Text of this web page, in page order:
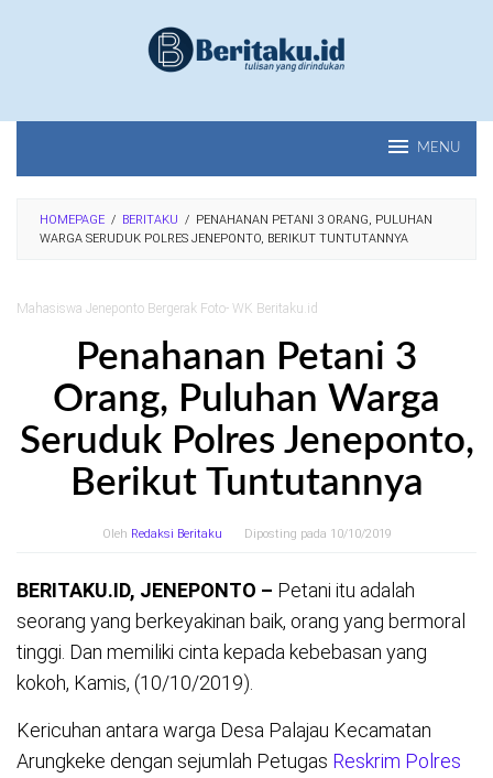
MENU
HOMEPAGE / BERITAKU / PENAHANAN PETANI 3 ORANG, PULUHAN
WARGA SERUDUK POLRES JENEPONTO, BERIKUT TUNTUTANNYA
Mahasiswa Jeneponto Bergerak Foto- WK Beritaku.id
Penahanan Petani 3
Orang, Puluhan Warga
Seruduk Polres Jeneponto,
Berikut Tuntutannya
Oleh Redaksi Beritaku Diposting pada 10/10/2019
BERITAKU.ID, JENEPONTO – Petani itu adalah
seorang yang berkeyakinan baik, orang yang bermoral
tinggi. Dan memiliki cinta kepada kebebasan yang
kokoh, Kamis, (10/10/2019).
Kericuhan antara warga Desa Palajau Kecamatan
Arungkeke dengan sejumlah Petugas Reskrim Polres